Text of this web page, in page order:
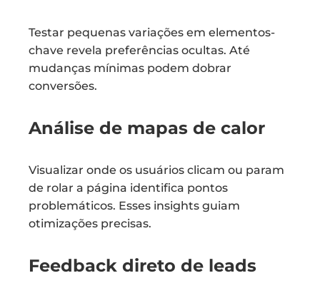
Testar pequenas variações em elementos-
chave revela preferências ocultas. Até
mudanças mínimas podem dobrar
conversões.
Análise de mapas de calor
Visualizar onde os usuários clicam ou param
de rolar a página identifica pontos
problemáticos. Esses insights guiam
otimizações precisas.
Feedback direto de leads